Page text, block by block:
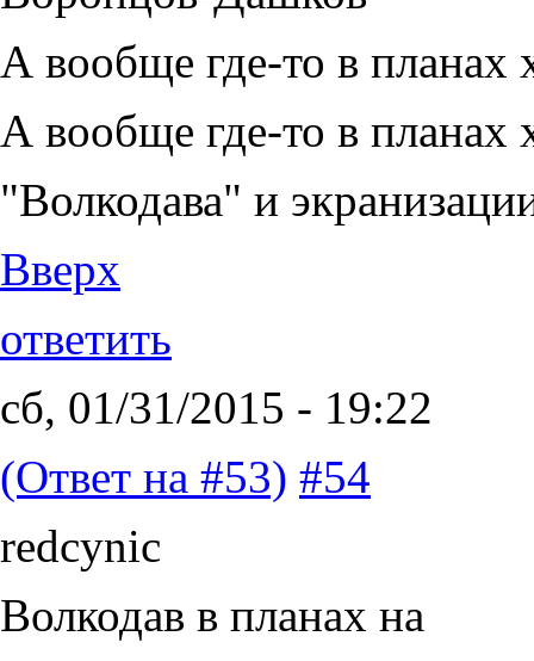
А вообще где-то в планах
А вообще где-то в планах
"Волкодава" и
Вверх
ответить
сб, 01/31/2015 - 19:22
(Ответ на #53) #54
redcynic
Волкодав в планах на